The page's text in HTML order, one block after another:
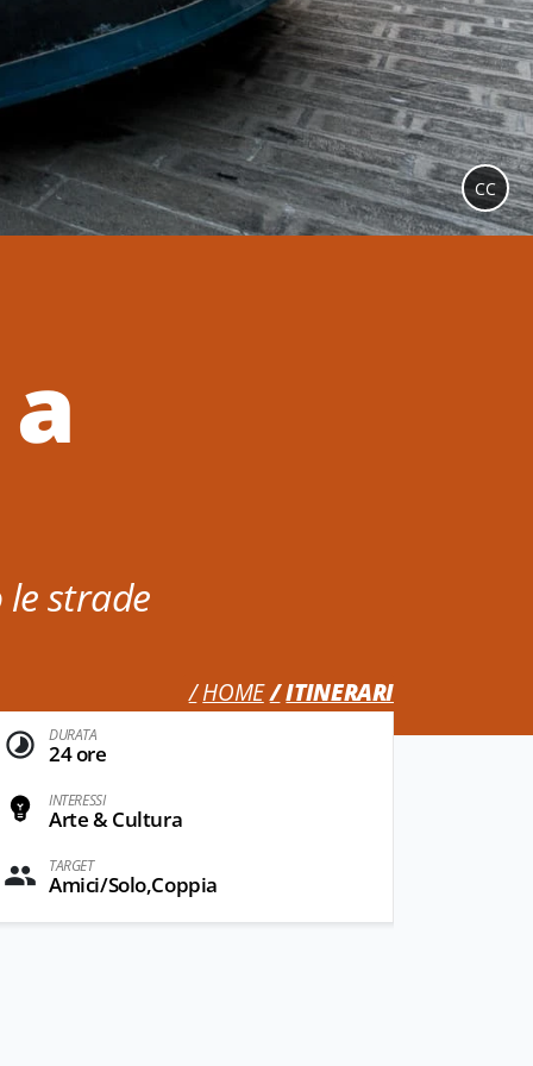
strade
HOME ITINERARI
CC
DURATA
24 ore
INTERESSI
Arte & Cultura
TARGET
Amici/Solo,Coppia